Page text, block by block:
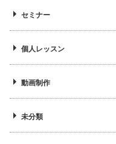
セミナー
個人レッスン
動画制作
未分類